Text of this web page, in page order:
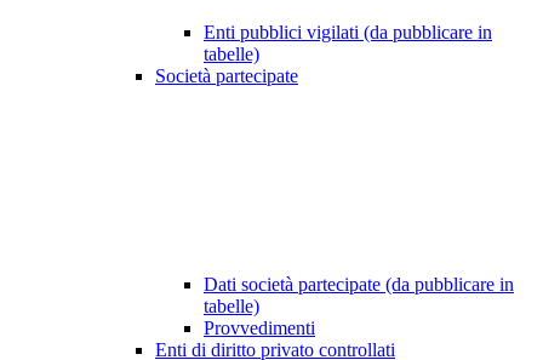
Enti pubblici vigilati (da pubblicare in
tabelle)
Società partecipate
Dati società partecipate (da pubblicare in
tabelle)
Provvedimenti
Enti di diritto privato controllati